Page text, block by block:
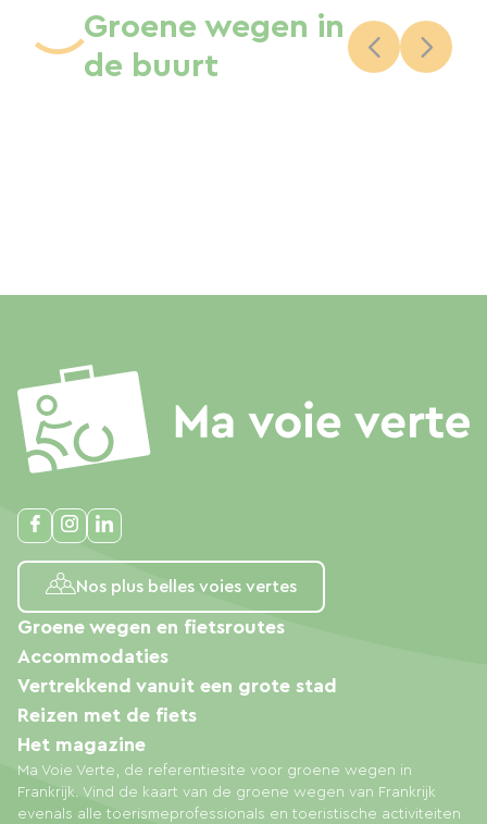
Groene wegen in
de buurt
Nos plus belles voies vertes
Ma Voie Verte, de referentiesite voor groene wegen in
Frankrijk. Vind de kaart van de groene wegen van Frankrijk
evenals alle toerismeprofessionals en toeristische activiteiten
Groene wegen en fietsroutes
Accommodaties
Vertrekkend vanuit een grote stad
Reizen met de fiets
Het magazine